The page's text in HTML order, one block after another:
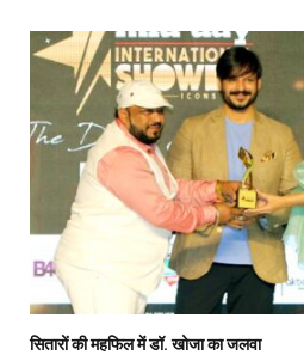
सितारों की महफिल में डॉ. खोजा का जलवा